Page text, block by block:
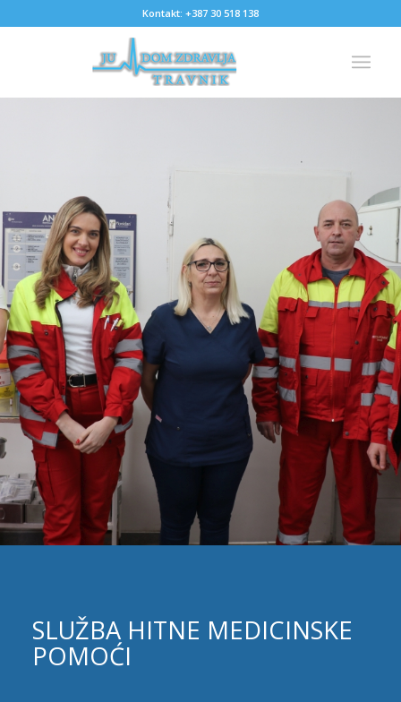
Kontakt: +387 30 518 138
SLUŽBA HITNE MEDICINSKE
POMOĆI